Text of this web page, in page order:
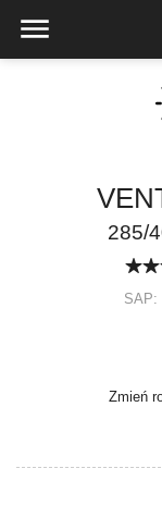
285/
SAP:
Zmień